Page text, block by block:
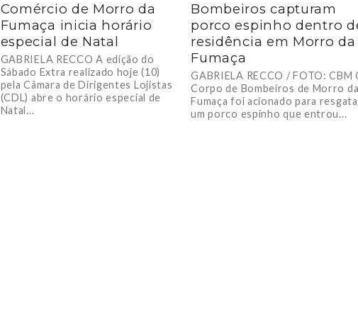
Comércio de Morro da
Fumaça inicia horário
especial de Natal
GABRIELA RECCO A edição do
Sábado Extra realizado hoje (10)
pela Câmara de Dirigentes Lojistas
(CDL) abre o horário especial de
Natal...
Bombeiros capturam
porco espinho dentro
residência em Morro da
Fumaça
GABRIELA RECCO / FOTO: CBM
Corpo de Bombeiros de Morro
Fumaça foi acionado para
um porco espinho que entrou...